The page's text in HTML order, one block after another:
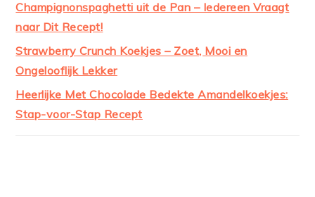
Champignonspaghetti uit de Pan – Iedereen Vraagt
naar Dit Recept!
Strawberry Crunch Koekjes – Zoet, Mooi en
Ongelooflijk Lekker
Heerlijke Met Chocolade Bedekte Amandelkoekjes:
Stap-voor-Stap Recept